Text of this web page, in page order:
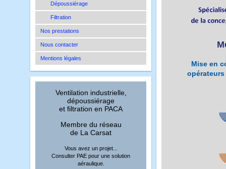
Dépoussiérage
Filtration
Nos prestations
Nous contacter
Mentions légales
Ventilation industrielle,
dépoussiérage
et filtration en PACA
Membre du réseau
de La Carsat
Vous avez un projet...
Consulter PAE pour une solution
aéraulique.
Mise en